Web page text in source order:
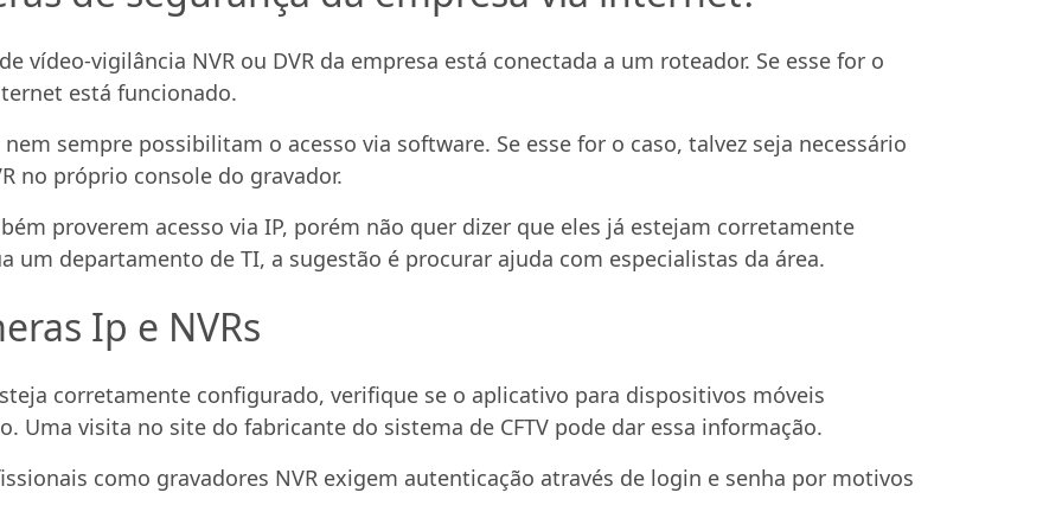
vídeo-vigilância NVR ou DVR da empresa está conectada a um roteador. Se esse for o
está funcionado.
sempre possibilitam o acesso via software. Se esse for o caso, talvez seja necessário
no próprio console do gravador.
proverem acesso via IP, porém não quer dizer que eles já estejam corretamente
um departamento de TI, a sugestão é procurar ajuda com especialistas da área.
Ip e NVRs
corretamente configurado, verifique se o aplicativo para dispositivos móveis
Uma visita no site do fabricante do sistema de CFTV pode dar essa informação.
como gravadores NVR exigem autenticação através de login e senha por motivos